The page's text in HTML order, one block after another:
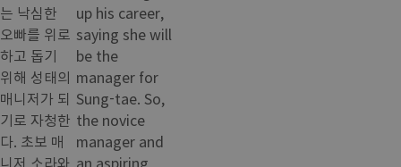
는 낙심한
오빠를 위로
하고 돕기
위해 성태의
매니저가 되
기로 자청한
다. 초보 매
니저 소라와
up his career,
saying she will
be the
manager for
Sung-tae. So,
the novice
manager and
an aspiring